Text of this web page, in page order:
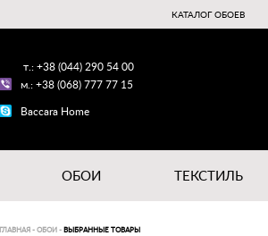
КАТАЛОГ ОБОЕВ
т.: +38 (044) 290 54 00
м.: +38 (068) 777 77 15
Baccara Home
ОБОИ ТЕКСТИЛЬ
ГЛАВНАЯ - ОБОИ - ВЫБРАННЫЕ ТОВАРЫ